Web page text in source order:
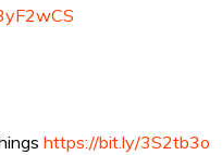
https://bit.ly/3S2tb3o